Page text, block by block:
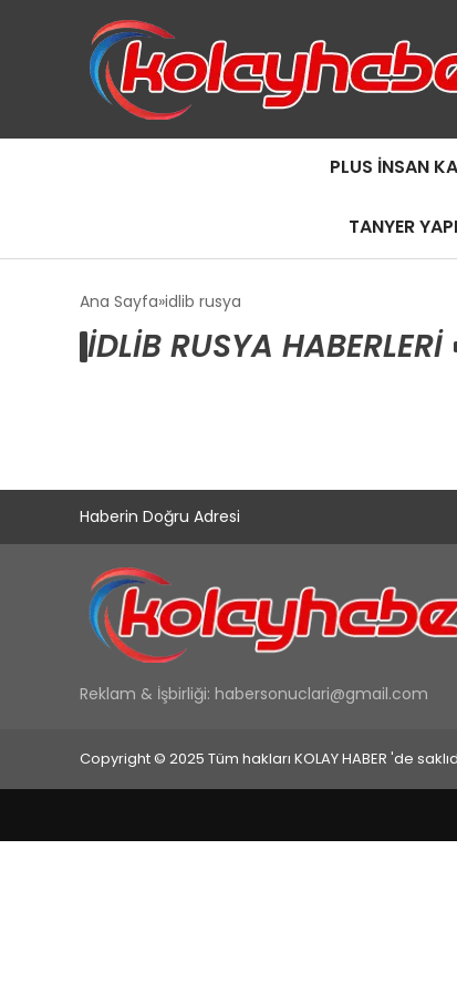
PLUS İNSAN
TANYER
Ana Sayfa idlib rusya
IDLIB RUSYA HABERLERI
Haberin Doğru Adresi
Reklam & İşbirliği: habersonuclari@gmail.com
Copyright © 2025 Tüm hakları KOLAY HABER 'de